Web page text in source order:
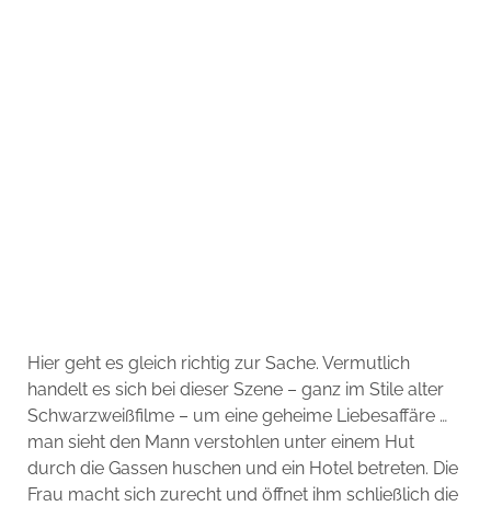
Hier geht es gleich richtig zur Sache. Vermutlich
handelt es sich bei dieser Szene – ganz im Stile alter
Schwarzweißfilme – um eine geheime Liebesaffäre …
man sieht den Mann verstohlen unter einem Hut
durch die Gassen huschen und ein Hotel betreten. Die
Frau macht sich zurecht und öffnet ihm schließlich die